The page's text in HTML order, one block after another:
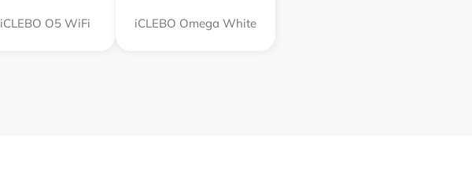
iCLEBO O5 WiFi iCLEBO Omega White